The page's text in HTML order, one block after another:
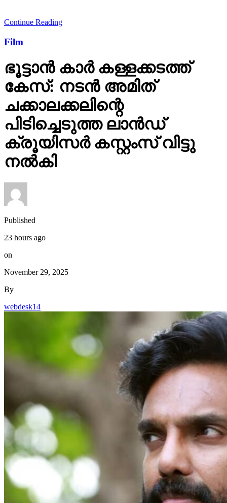
Continue Reading
Film
ഭൂട്ടാന്‍ കാര്‍ കള്ളക്കടത്ത്
കേസ്: നടന്‍ അമിത്
ചക്കാലക്കലിന്റെ
പിടിച്ചെടുത്ത ലാന്‍ഡ്
ക്രൂയിസര്‍ കസ്റ്റംസ് വിട്ടു
നല്‍കി
Published
23 hours ago
on
November 29, 2025
By
webdesk14